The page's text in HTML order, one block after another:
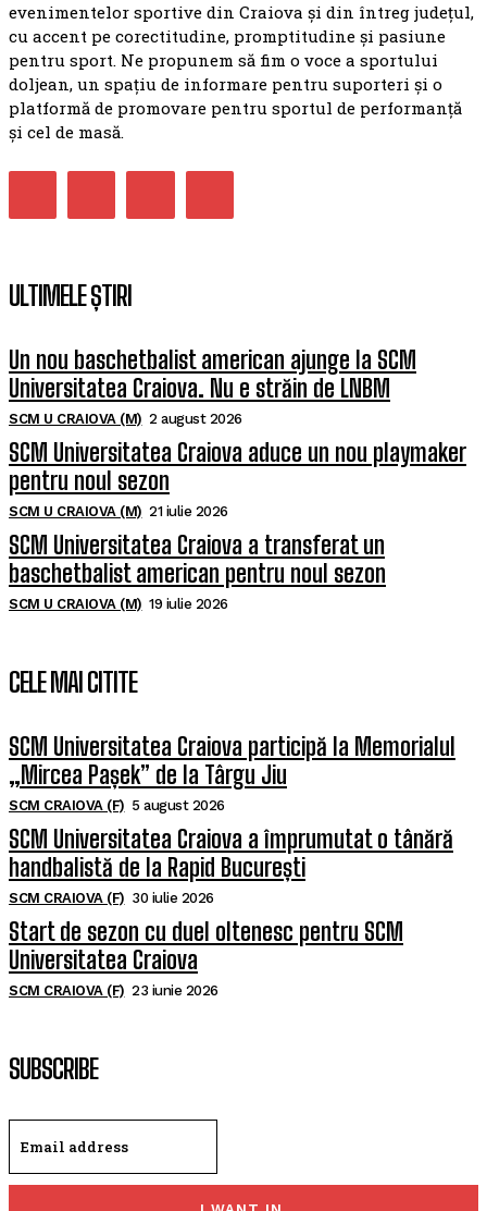
evenimentelor sportive din Craiova și din întreg județul,
cu accent pe corectitudine, promptitudine și pasiune
pentru sport. Ne propunem să fim o voce a sportului
doljean, un spațiu de informare pentru suporteri și o
platformă de promovare pentru sportul de performanță
și cel de masă.
ULTIMELE ȘTIRI
Un nou baschetbalist american ajunge la SCM
Universitatea Craiova. Nu e străin de LNBM
SCM U CRAIOVA (M) 2 august 2026
SCM Universitatea Craiova aduce un nou playmaker
pentru noul sezon
SCM U CRAIOVA (M) 21 iulie 2026
SCM Universitatea Craiova a transferat un
baschetbalist american pentru noul sezon
SCM U CRAIOVA (M) 19 iulie 2026
CELE MAI CITITE
SCM Universitatea Craiova participă la Memorialul
„Mircea Pașek” de la Târgu Jiu
SCM CRAIOVA (F) 5 august 2026
SCM Universitatea Craiova a împrumutat o tânără
handbalistă de la Rapid București
SCM CRAIOVA (F) 30 iulie 2026
Start de sezon cu duel oltenesc pentru SCM
Universitatea Craiova
SCM CRAIOVA (F) 23 iunie 2026
SUBSCRIBE